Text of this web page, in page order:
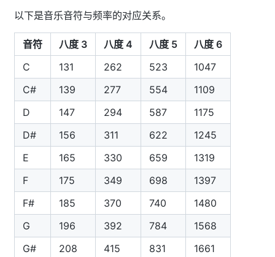
以下是音乐音符与频率的对应关系。
音符 八度 3 八度 4 八度 5
八度 6
C
131 262 523
1047
C#
139 277 554
1109
D
147 294 587
1175
D#
156 311 622
1245
E
165 330 659
1319
F
175 349 698
1397
F#
185 370 740
1480
G
196 392 784
1568
G#
208 415 831
1661